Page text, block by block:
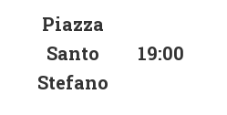
Piazza
Santo
Stefano
19:00